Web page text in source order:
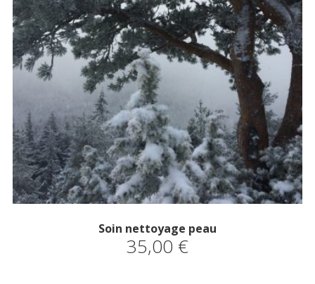
Soin nettoyage peau
35,00 €